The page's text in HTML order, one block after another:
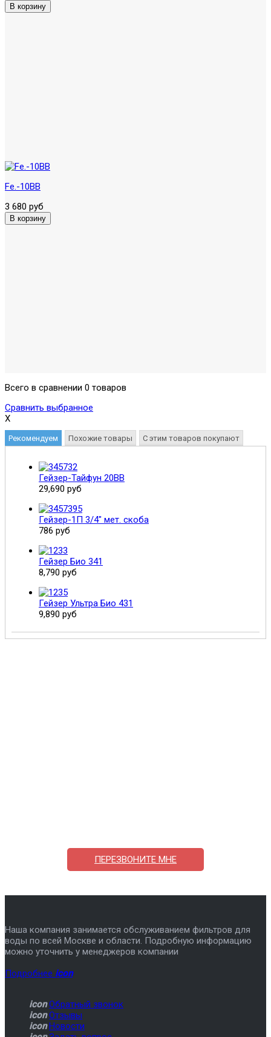
Fe.-10BB
3 680 руб
Всего в сравнении 0 товаров
Сравнить выбранное
X
Рекомендуем
Гейзер-Тайфун 20ВВ
29,690 руб
Гейзер-1П 3/4" мет. скоба
786 руб
Гейзер Био 341
8,790 руб
Гейзер Ультра Био 431
9,890 руб
Похожие товары С этим товаров покупают
ПЕРЕЗВОНИТЕ МНЕ
Наша компания занимается обслуживанием фильтров для
воды по всей Москве и области. Подробную информацию
можно уточнить у менеджеров компании
Подробнее icon
icon Обратный звонок
icon Отзывы
icon Новости